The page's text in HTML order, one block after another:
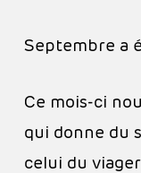
Septembre a
Ce mois-ci
qui donne du
celui du